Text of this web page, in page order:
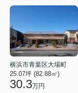
横浜市青葉区大場町
25.07坪 (82.88㎡)
30.3万円